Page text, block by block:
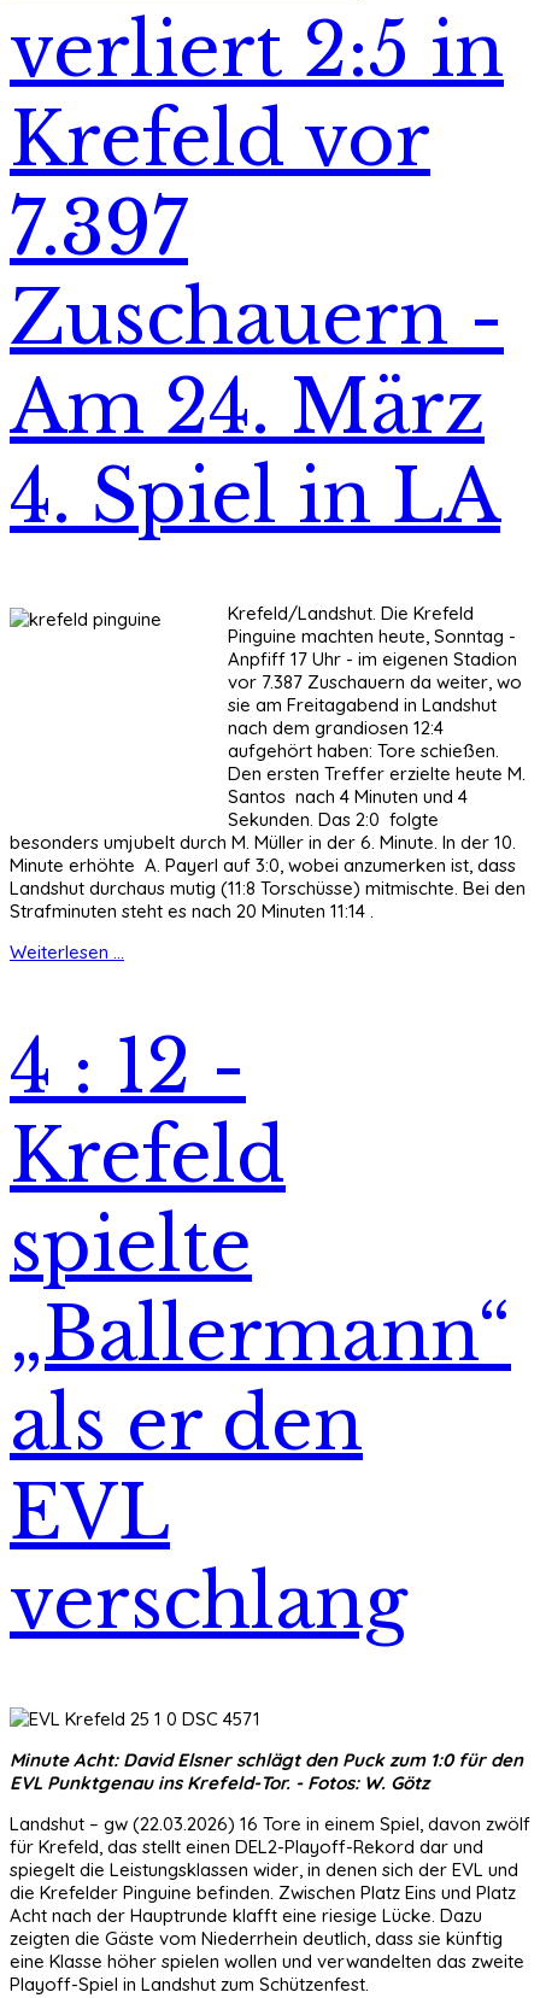
verliert 2:5 in
Krefeld vor
7.397
Zuschauern -
Am 24. März
4. Spiel in LA
Krefeld/Landshut. Die Krefeld
Pinguine machten heute, Sonntag -
Anpfiff 17 Uhr - im eigenen Stadion
vor 7.387 Zuschauern da weiter, wo
sie am Freitagabend in Landshut
nach dem grandiosen 12:4
aufgehört haben: Tore schießen.
Den ersten Treffer erzielte heute M.
Santos nach 4 Minuten und 4
Sekunden. Das 2:0 folgte
besonders umjubelt durch M. Müller in der 6. Minute. In der 10.
Minute erhöhte A. Payerl auf 3:0, wobei anzumerken ist, dass
Landshut durchaus mutig (11:8 Torschüsse) mitmischte. Bei den
Strafminuten steht es nach 20 Minuten 11:14 .
Weiterlesen ...
4 : 12 -
Krefeld
spielte
„Ballermann“
als er den
EVL
verschlang
Minute Acht: David Elsner schlägt den Puck zum 1:0 für den
EVL Punktgenau ins Krefeld-Tor. - Fotos: W. Götz
Landshut – gw (22.03.2026) 16 Tore in einem Spiel, davon zwölf
für Krefeld, das stellt einen DEL2-Playoff-Rekord dar und
spiegelt die Leistungsklassen wider, in denen sich der EVL und
die Krefelder Pinguine befinden. Zwischen Platz Eins und Platz
Acht nach der Hauptrunde klafft eine riesige Lücke. Dazu
zeigten die Gäste vom Niederrhein deutlich, dass sie künftig
eine Klasse höher spielen wollen und verwandelten das zweite
Playoff-Spiel in Landshut zum Schützenfest.